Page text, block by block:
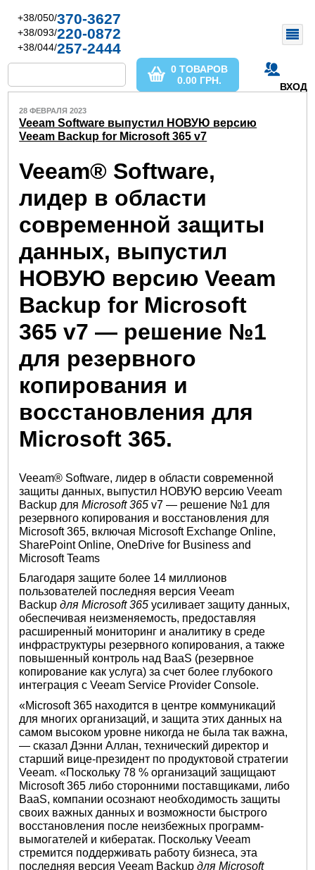
+38/050/370-3627
+38/093/220-0872
+38/044/257-2444
ВХОД
0 ТОВАРОВ
0.00 ГРН.
28 ФЕВРАЛЯ 2023
Veeam Software выпустил НОВУЮ версию
Veeam Backup for Microsoft 365 v7
Veeam® Software,
лидер в области
современной защиты
данных, выпустил
НОВУЮ версию Veeam
Backup for Microsoft
365 v7 — решение №1
для резервного
копирования и
восстановления для
Microsoft 365.
Veeam® Software, лидер в области современной
защиты данных, выпустил НОВУЮ версию Veeam
Backup дляMicrosoft 365 v7 — решение №1 для
резервного копирования и восстановления для
Microsoft 365, включая Microsoft Exchange Online,
SharePoint Online, OneDrive for Business and
Microsoft Teams
Благодаря защите более 14 миллионов
пользователей последняя версия Veeam
Backupдля Microsoft 365 усиливает защиту данных,
обеспечивая неизменяемость, предоставляя
расширенный мониторинг и аналитику в среде
инфраструктуры резервного копирования, а также
повышенный контроль над BaaS (резервное
копирование как услуга) за счет более глубокого
интеграция с Veeam Service Provider Console.
«Microsoft 365 находится в центре коммуникаций
для многих организаций, и защита этих данных на
самом высоком уровне никогда не была так важна,
— сказал Дэнни Аллан, технический директор и
старший вице-президент по продуктовой стратегии
Veeam. «Поскольку 78 % организаций защищают
Microsoft 365 либо сторонними поставщиками, либо
BaaS, компании осознают необходимость защиты
своих важных данных и возможности быстрого
восстановления после неизбежных программ-
вымогателей и кибератак. Поскольку Veeam
стремится поддерживать работу бизнеса, эта
последняя версия Veeam Backupдля Microsoft